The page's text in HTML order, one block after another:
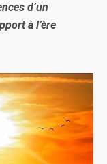
d’un
à l’ère